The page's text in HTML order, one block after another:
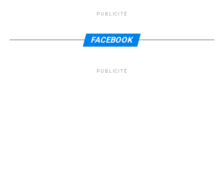
PUBLICITÉ
FACEBOOK
PUBLICITÉ